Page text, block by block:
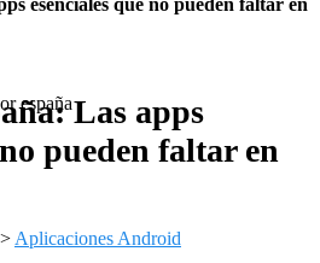
Las apps
pueden faltar en
> Aplicaciones Android